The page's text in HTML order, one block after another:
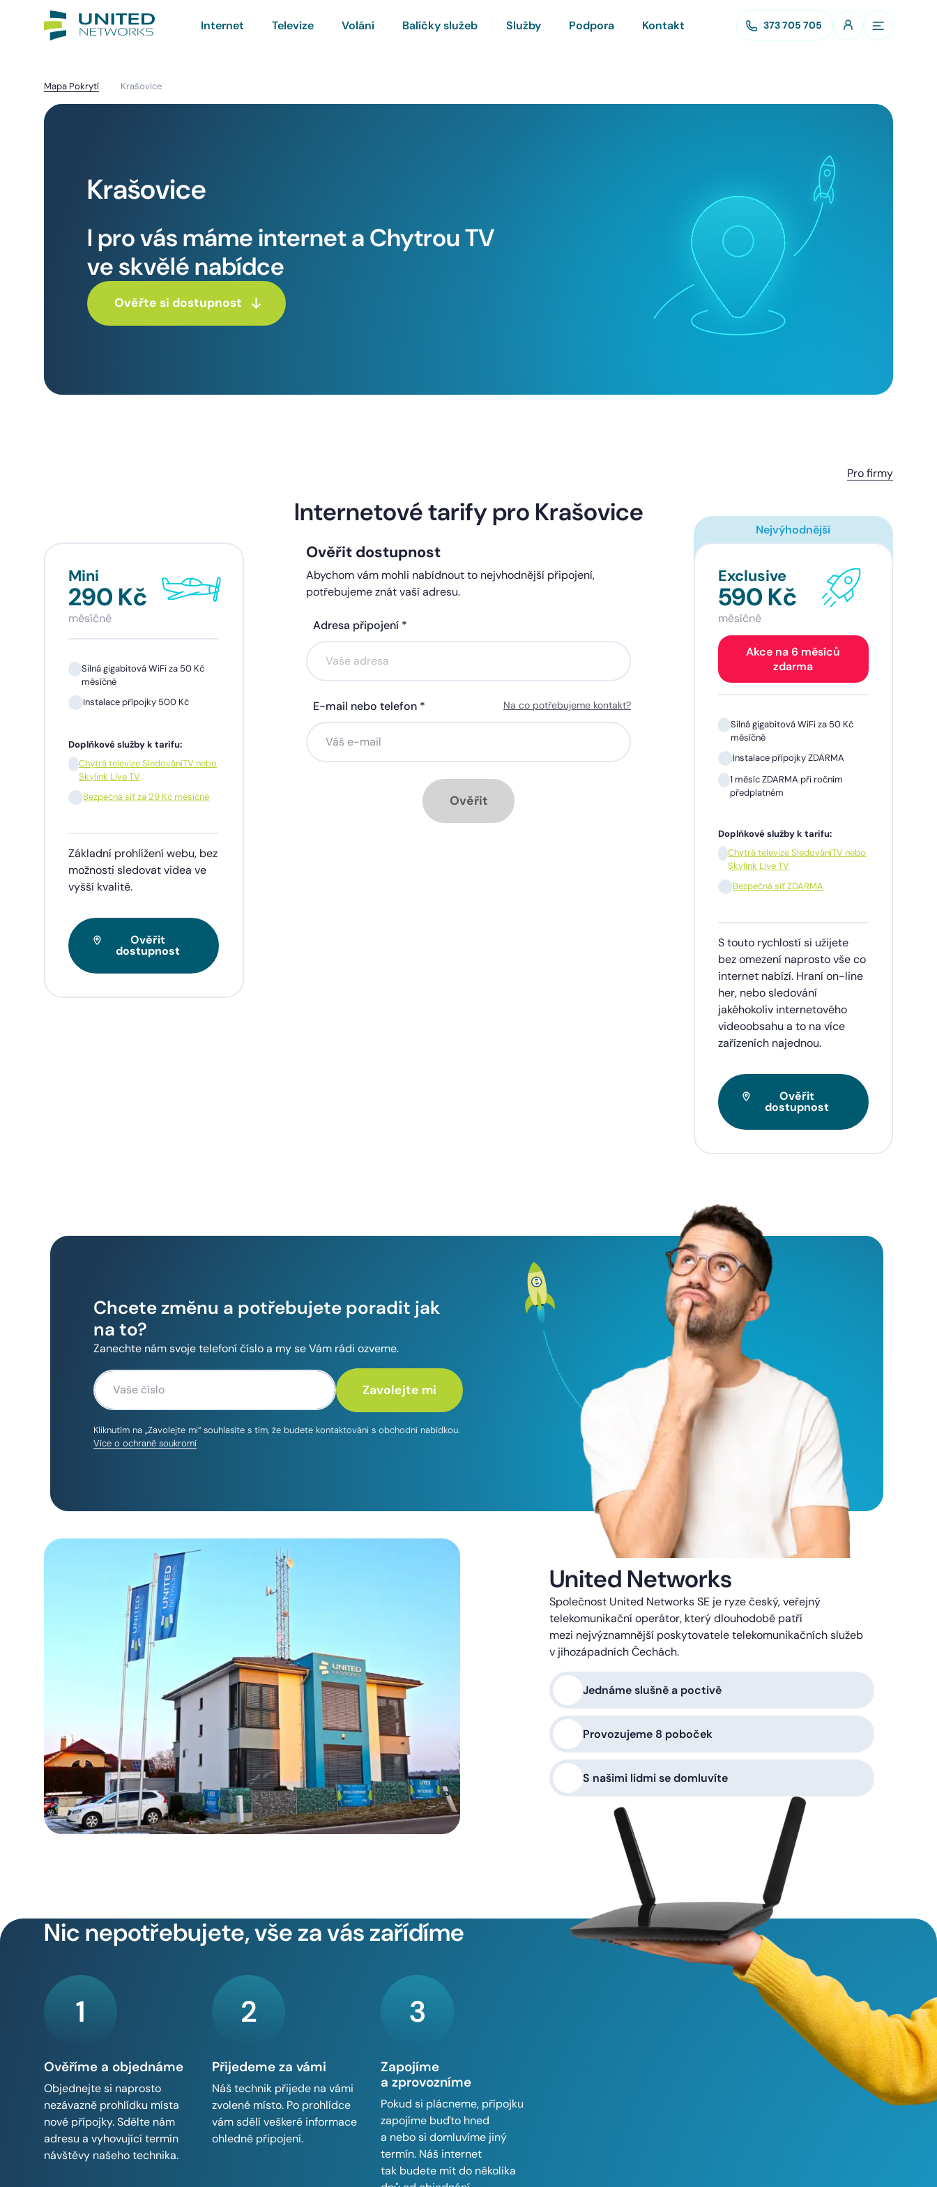
Internet Televize Volání Balíčky služeb Služby Podpora Kontakt 373 705 705
Mapa Pokrytí Krašovice
Krašovice
I pro vás máme internet a Chytrou TV
ve skvělé nabídce
Ověřte si dostupnost
Pro firmy
Mini
290 Kč
měsíčně
Silná gigabitová WiFi za 50 Kč
měsíčně
Instalace přípojky 500 Kč
Doplňkové služby k tarifu:
Chytrá televize SledováníTV nebo
Skylink Live TV
Bezpečná síť za 29 Kč měsíčně
Základní prohlížení webu, bez
možnosti sledovat videa ve
vyšší kvalitě.
Ověřit
dostupnost
Standard
390 Kč
měsíčně
Akce na 6 měsíců
zdarma
Silná gigabitová WiFi za 50 Kč
měsíčně
Instalace přípojky ZDARMA
Comfort
Akce na 6 měsíců
Silná gigabitová WiFi za 50 Kč
Instalace přípojky ZDARMA
předplatném
Nejvýhodnější
Exclusive
590 Kč
měsíčně
Akce na 6 měsíců
zdarma
Silná gigabitová WiFi za 50 Kč
měsíčně
Instalace přípojky ZDARMA
1 měsíc ZDARMA při ročním
předplatném
Doplňkové služby k tarifu:
Chytrá televize SledováníTV nebo
Skylink Live TV
Bezpečná síť ZDARMA
S touto rychlostí si užijete
bez omezení naprosto vše co
internet nabízí. Hraní on-line
her, nebo sledování
jakéhokoliv internetového
videoobsahu a to na více
zařízeních najednou.
Ověřit
dostupnost
Internetové tarify pro Krašovice
Ověřit dostupnost
Abychom vám mohli nabídnout to nejvhodnější připojení,
potřebujeme znát vaší adresu.
Adresa připojení *
E-mail nebo telefon * Na co potřebujeme kontakt?
Ověřit
Chcete změnu a potřebujete poradit jak
na to?
Zanechte nám svoje telefoní číslo a my se Vám rádi ozveme.
Kliknutím na „Zavolejte mi“ souhlasíte s tím, že budete kontaktováni s obchodní nabídkou.
Více o ochraně soukromí
United Networks
Společnost United Networks SE je ryze český, veřejný
telekomunikační operátor, který dlouhodobě patří
mezi nejvýznamnější poskytovatele telekomunikačních služeb
v jihozápadních Čechách.
Jednáme slušně a poctivě
Provozujeme 8 poboček
S našimi lidmi se domluvíte
Nic nepotřebujete, vše za vás zařídíme
1
Ověříme a objednáme
Objednejte si naprosto
nezávazně prohlídku místa
nové přípojky. Sdělte nám
adresu a vyhovující termín
návštěvy našeho technika.
2
Přijedeme za vámi
Náš technik přijede na vámi
zvolené místo. Po prohlídce
vám sdělí veškeré informace
ohledně připojení.
3
Zapojíme
a zprovozníme
Pokud si plácneme, přípojku
zapojíme buďto hned
a nebo si domluvíme jiný
termín. Náš internet
tak budete mít do několika